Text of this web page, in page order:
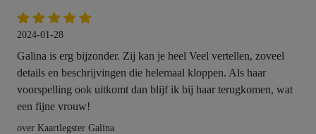
2024-01-28
Galina is erg bijzonder. Zij kan je heel Veel vertellen, zoveel
details en beschrijvingen die helemaal kloppen. Als haar
voorspelling ook uitkomt dan blijf ik bij haar terugkomen, wat
een fijne vrouw!
over Kaartlegster Galina